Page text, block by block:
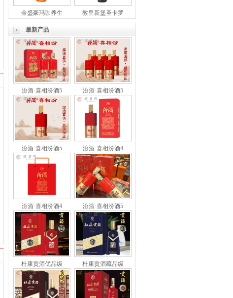
金盛豪玛咖养生 教皇新堡圣卡罗
最新产品
汾酒·喜相汾酒5 汾酒·喜相汾酒5
汾酒·喜相汾酒5 汾酒·喜相汾酒4
汾酒·喜相汾酒4 汾酒·喜相汾酒5
杜康贡酒优品级 杜康贡酒藏品级